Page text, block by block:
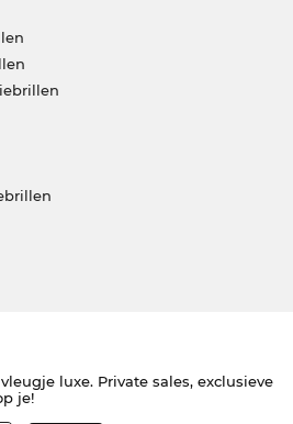
luxe. Private sales, exclusieve
je!